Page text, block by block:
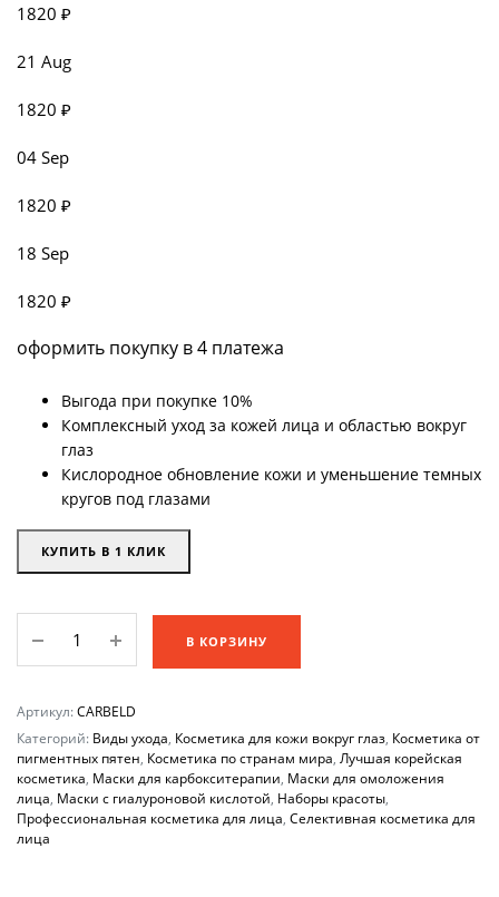
1820 ₽
21 Aug
1820 ₽
04 Sep
1820 ₽
18 Sep
1820 ₽
оформить покупку в 4 платежа
Выгода при покупке 10%
Комплексный уход за кожей лица и областью вокруг
глаз
Кислородное обновление кожи и уменьшение темных
кругов под глазами
КУПИТЬ В 1 КЛИК
омолаживающий
набор
для
лица
и
глаз
В КОРЗИНУ
Артикул:CARBELD
Категорий: Виды ухода, Косметика для кожи вокруг глаз, Косметика от
пигментных пятен, Косметика по странам мира, Лучшая корейская
косметика, Маски для карбокситерапии, Маски для омоложения
лица, Маски с гиалуроновой кислотой, Наборы красоты,
Профессиональная косметика для лица, Селективная косметика для
лица